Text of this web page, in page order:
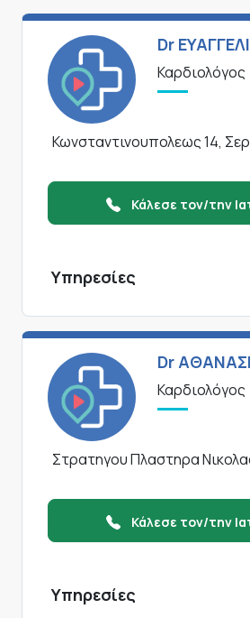
Dr
Καρδιολόγος
Κωνσταντινουπολεως 14,
Κάλεσε τον/την
Υπηρεσίες
Dr
Καρδιολόγος
Στρατηγου Πλαστηρα
Κάλεσε τον/την
Υπηρεσίες